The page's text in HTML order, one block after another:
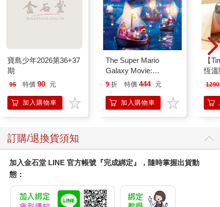
寶島少年2026第36+37
期
95 特價 90 元
加入購物車
The Super Mario
Galaxy Movie:
Peach`s Birthday
Mario Galaxy Movie
Storybook
9 折 特價 444 元
加入購物車
【
恆
肩/
膝
1290
訂購/退換貨須知
加入金石堂 LINE 官方帳號『完成綁定』，隨時掌握出貨動
態：